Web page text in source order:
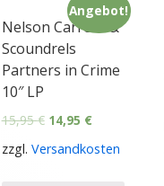
Angebot!
Nelson Carrera &
Scoundrels
Partners in Crime
10″ LP
15,95€ 14,95 €
zzgl. Versandkosten